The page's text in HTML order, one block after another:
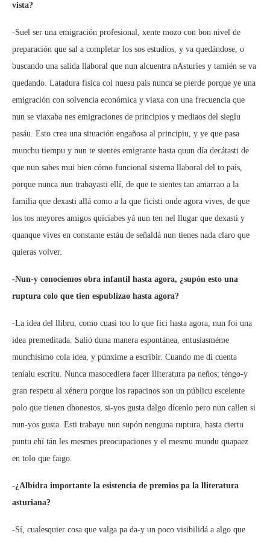
vista?
-Suel ser una emigración profesional, xente mozo con bon nivel de
preparación que sal a completar los sos estudios, y va quedándose, o
buscando una salida llaboral que nun alcuentra nAsturies y tamién se va
quedando. Latadura física col nuesu país nunca se pierde porque ye una
emigración con solvencia económica y viaxa con una frecuencia que
nun se viaxaba nes emigraciones de principios y mediaos del sieglu
pasáu. Esto crea una situación engañosa al principiu, y ye que pasa
munchu tiempu y nun te sientes emigrante hasta quun día decátasti de
que nun sabes mui bien cómo funcional sistema llaboral del to país,
porque nunca nun trabayasti ellí, de que te sientes tan amarrao a la
familia que dexasti allá como a la que ficisti onde agora vives, de que
los tos meyores amigos quiciabes yá nun ten nel llugar que dexasti y
quanque vives en constante estáu de señaldá nun tienes nada claro que
quieras volver.
-Nun-y conocíemos obra infantil hasta agora, ¿supón esto una
ruptura colo que tien espublizao hasta agora?
-La idea del llibru, como cuasi too lo que fici hasta agora, nun foi una
idea premeditada. Salió duna manera espontánea, entusiasméme
munchísimo cola idea, y púnxime a escribir. Cuando me di cuenta
teníalu escritu. Nunca masocediera facer lliteratura pa neños; téngo-y
gran respetu al xéneru porque los rapacinos son un públicu escelente
polo que tienen dhonestos, si-yos gusta dalgo dícenlo pero nun callen si
nun-yos gusta. Esti trabayu nun supón nenguna ruptura, hasta ciertu
puntu ehí tán les mesmes preocupaciones y el mesmu mundu quapaez
en tolo que faigo.
-¿Albidra importante la esistencia de premios pa la lliteratura
asturiana?
-Sí, cualesquier cosa que valga pa da-y un poco visibilidá a algo que